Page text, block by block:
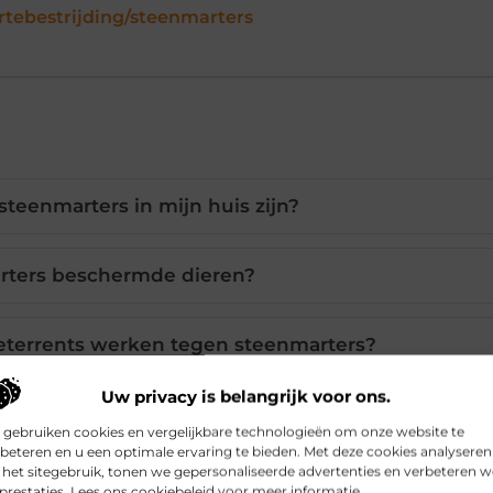
Uw privacy is belangrijk voor ons.
gebruiken cookies en vergelijkbare technologieën om onze website te
en u een optimale ervaring te bieden. Met deze cookies analyseren
sitegebruik, tonen we gepersonaliseerde advertenties en verbeteren
steenmarters
in mijn huis zijn?
beschermde dieren?
werken tegen steenmarters?
voor steenmarters?
hulp inschakelen?